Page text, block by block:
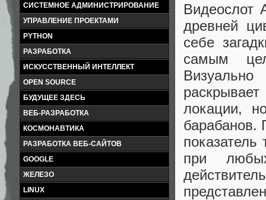
СИСТЕМНОЕ АДМИНИСТРИРОВАНИЕ
УПРАВЛЕНИЕ ПРОЕКТАМИ
PYTHON
РАЗРАБОТКА
ИСКУССТВЕННЫЙ ИНТЕЛЛЕКТ
OPEN SOURCE
БУДУЩЕЕ ЗДЕСЬ
ВЕБ-РАЗРАБОТКА
КОСМОНАВТИКА
РАЗРАБОТКА ВЕБ-САЙТОВ
GOOGLE
ЖЕЛЕЗО
LINUX
Видеослот
древней
себе
самым
локации,
барабанов.
при